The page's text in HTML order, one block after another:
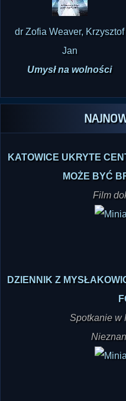
dr Zofia Weaver, Krzysztof
Jan
Umysł na wolności
KATOWICE UKRYTE
MOŻE BYĆ
Film
Spotkanie w